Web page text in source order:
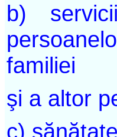
b)
familiei
şi a altor
c)